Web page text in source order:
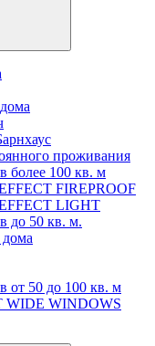
проживания
более 100 кв. м
FIREPROOF
LIGHT
до 50 кв. м.
от 50 до 100 кв. м
WIDE WINDOWS